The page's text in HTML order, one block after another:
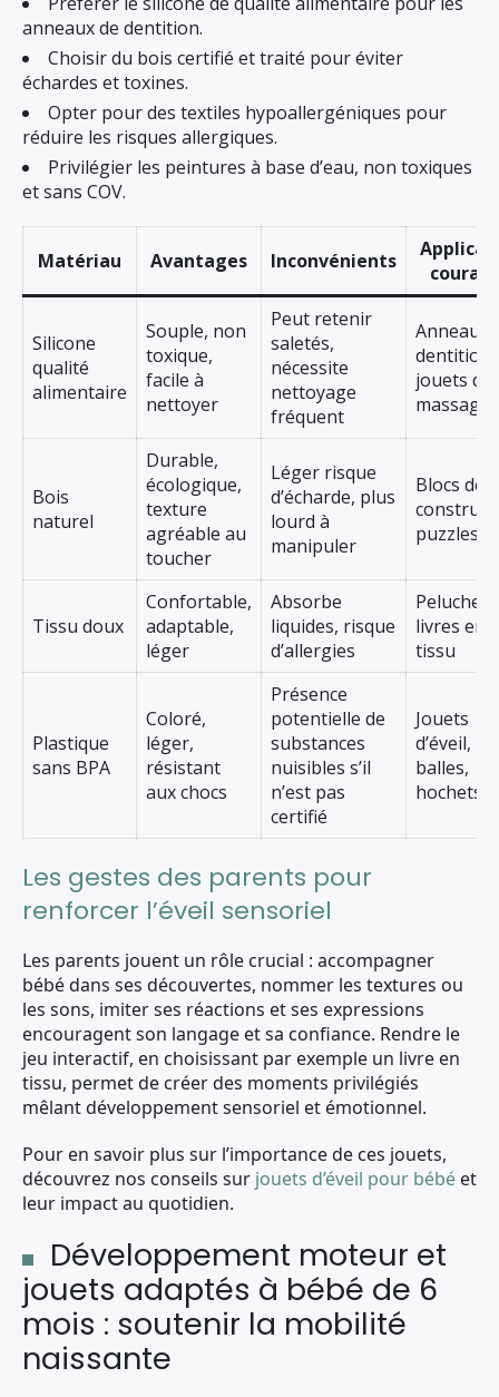
anneaux de dentition.
Choisir du bois certifié et traité pour éviter
échardes et toxines.
Opter pour des textiles hypoallergéniques pour
réduire les risques allergiques.
Privilégier les peintures à base d’eau, non toxiques
et sans COV.
Matériau Avantages Inconvénients
Silicone
qualité
alimentaire
Souple, non
toxique,
facile à
nettoyer
Peut retenir
saletés,
nécessite
nettoyage
fréquent
Anneaux
dentition,
jouets de
massage
Bois
naturel
Durable,
écologique,
texture
agréable au
toucher
Léger risque
d’écharde, plus
lourd à
manipuler
Blocs de
puzzles
Tissu doux
Confortable,
adaptable,
léger
Absorbe
liquides, risque
d’allergies
Peluche,
livres en
tissu
Plastique
sans BPA
Coloré,
léger,
résistant
aux chocs
Présence
potentielle de
substances
nuisibles s’il
n’est pas
certifié
Jouets
d’éveil,
balles,
hochets
Les gestes des parents pour
renforcer l’éveil sensoriel
Les parents jouent un rôle crucial : accompagner
bébé dans ses découvertes, nommer les textures ou
les sons, imiter ses réactions et ses expressions
encouragent son langage et sa confiance. Rendre le
jeu interactif, en choisissant par exemple un livre en
tissu, permet de créer des moments privilégiés
mêlant développement sensoriel et émotionnel.
Pour en savoir plus sur l’importance de ces jouets,
découvrez nos conseils sur jouets d’éveil pour bébé et
leur impact au quotidien.
Développement moteur et
jouets adaptés à bébé de 6
mois : soutenir la mobilité
naissante